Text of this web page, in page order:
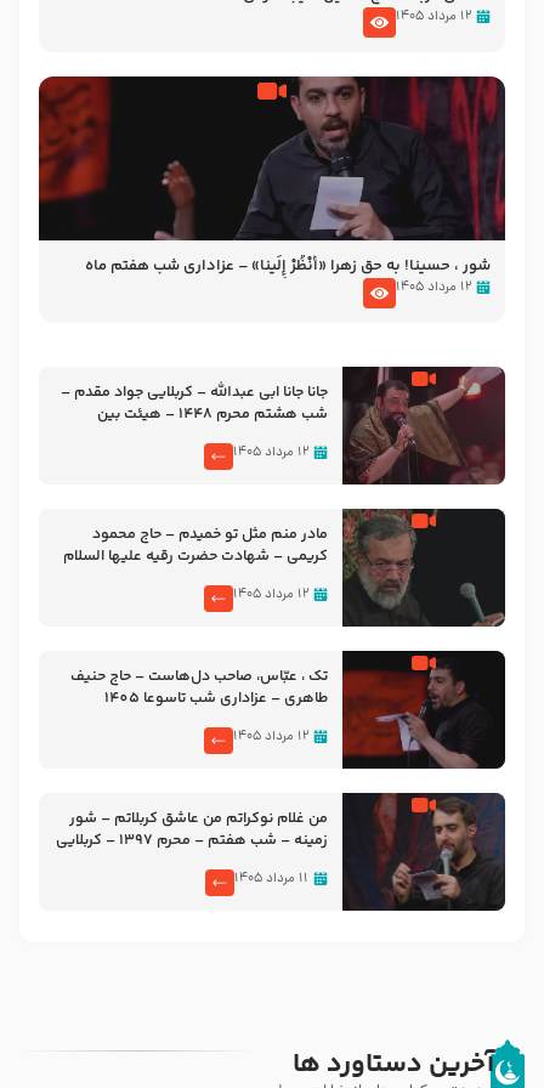
۱۲ مرداد ۱۴۰۵
شور ، حسینا! به‌ حق زهرا «أُنْظُرْ إِلَینا» – عزاداری شب هفتم ماه
محرّم 1405
۱۲ مرداد ۱۴۰۵
جانا جانا ابی عبدالله – کربلایی جواد مقدم –
شب هشتم محرم 1448 – هیئت بین
۱۲ مرداد ۱۴۰۵
مادر منم مثل تو خمیدم – حاج محمود
کریمی – شهادت حضرت رقیه علیها السلام
۱۲ مرداد ۱۴۰۵
تک ، عبّاس، صاحب دل‌هاست – حاج حنیف
طاهری – عزاداری شب تاسوعا 1405
۱۲ مرداد ۱۴۰۵
من غلام نوکراتم من عاشق کربلاتم – شور
زمینه – شب هفتم – محرم 1397 – کربلایی
۱۱ مرداد ۱۴۰۵
آخرین دستاورد ها